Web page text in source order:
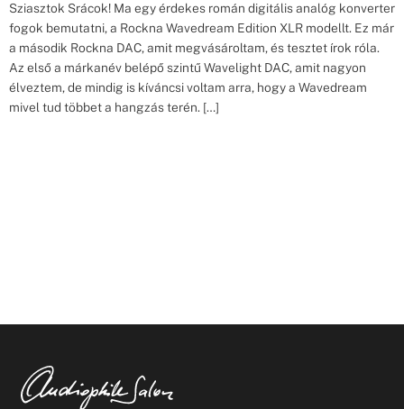
Sziasztok Srácok! Ma egy érdekes román digitális analóg konverter
fogok bemutatni, a Rockna Wavedream Edition XLR modellt. Ez már
a második Rockna DAC, amit megvásároltam, és tesztet írok róla.
Az első a márkanév belépő szintű Wavelight DAC, amit nagyon
élveztem, de mindig is kíváncsi voltam arra, hogy a Wavedream
mivel tud többet a hangzás terén. […]